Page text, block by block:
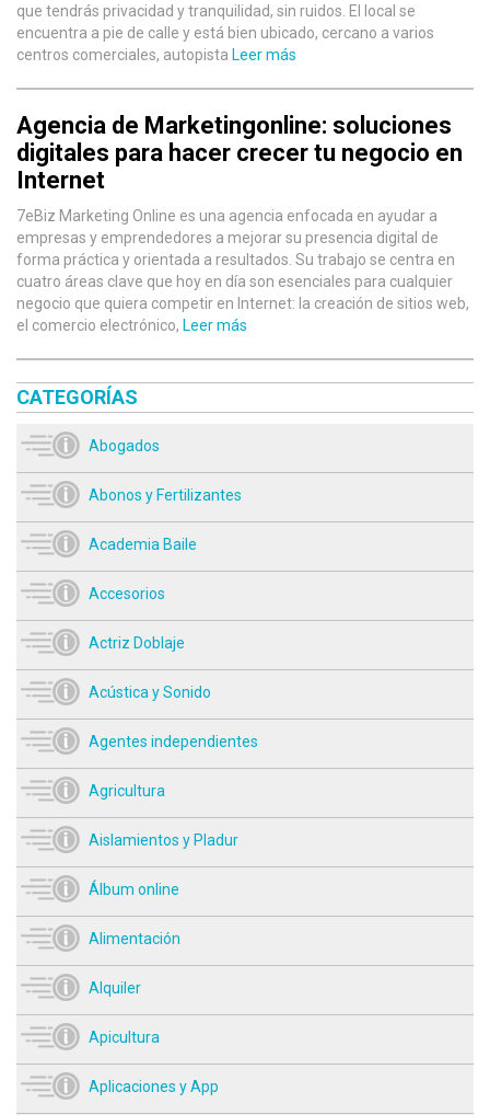
que tendrás privacidad y tranquilidad, sin ruidos. El local se
encuentra a pie de calle y está bien ubicado, cercano a varios
centros comerciales, autopista Leer más
Agencia de Marketingonline: soluciones
digitales para hacer crecer tu negocio en
Internet
7eBiz Marketing Online es una agencia enfocada en ayudar a
empresas y emprendedores a mejorar su presencia digital de
forma práctica y orientada a resultados. Su trabajo se centra en
cuatro áreas clave que hoy en día son esenciales para cualquier
negocio que quiera competir en Internet: la creación de sitios web,
el comercio electrónico, Leer más
CATEGORÍAS
Abogados
Abonos y Fertilizantes
Academia Baile
Accesorios
Actriz Doblaje
Acústica y Sonido
Agentes independientes
Agricultura
Aislamientos y Pladur
Álbum online
Alimentación
Alquiler
Apicultura
Aplicaciones y App